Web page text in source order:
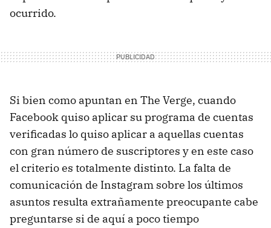
ocurrido.
Si bien como apuntan en The Verge, cuando
Facebook quiso aplicar su programa de cuentas
verificadas lo quiso aplicar a aquellas cuentas
con gran número de suscriptores y en este caso
el criterio es totalmente distinto. La falta de
comunicación de Instagram sobre los últimos
asuntos resulta extrañamente preocupante cabe
preguntarse si de aquí a poco tiempo